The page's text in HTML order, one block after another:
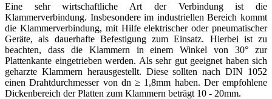
Eine sehr wirtschaftliche Art der Verbindung ist die
Klammerverbindung. Insbesondere im industriellen Bereich kommt
die Klammerverbindung, mit Hilfe elektrischer oder pneumatischer
Geräte, als dauerhafte Befestigung zum Einsatz. Hierbei ist zu
beachten, dass die Klammern in einem Winkel von 30° zur
Plattenkante eingetrieben werden. Als sehr gut geeignet haben sich
geharzte Klammern herausgestellt. Diese sollten nach DIN 1052
einen Drahtdurchmesser von dn ≥ 1,8mm haben. Der empfohlene
Dickenbereich der Platten zum Klammern beträgt 10 - 20mm.